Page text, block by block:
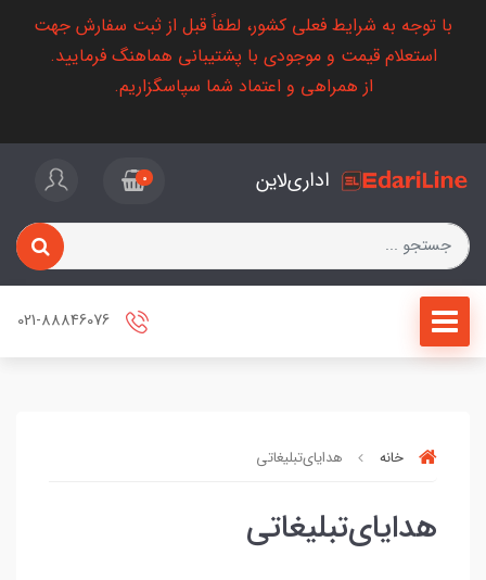
با توجه به شرایط فعلی کشور، لطفاً قبل از ثبت سفارش جهت
استعلام قیمت و موجودی با پشتیبانی هماهنگ فرمایید.
از همراهی و اعتماد شما سپاسگزاریم.
اداری‌لاین 0
خانه هدایای‌تبلیغاتی
هدایای‌تبلیغاتی